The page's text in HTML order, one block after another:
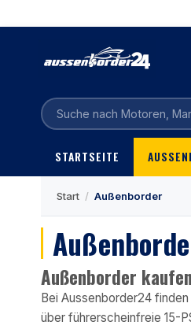
STARTSEITE
Start / Außenborder
Außenborder
Bei Aussenborder24
über führerscheinfreie 15-